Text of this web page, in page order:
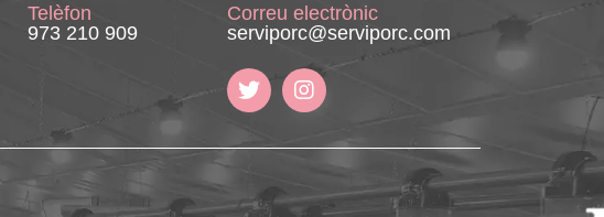
Telèfon
973 210 909
Correu electrònic
serviporc@serviporc.com